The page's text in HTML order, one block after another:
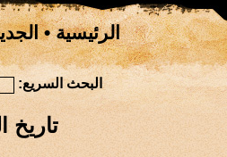
الرئيسية•
البحث السريع:
تاريخ